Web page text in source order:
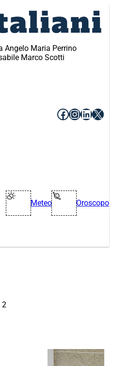
Angelo Maria Perrino
Marco Scotti
Facebook
X
Meteo Oroscopo
2